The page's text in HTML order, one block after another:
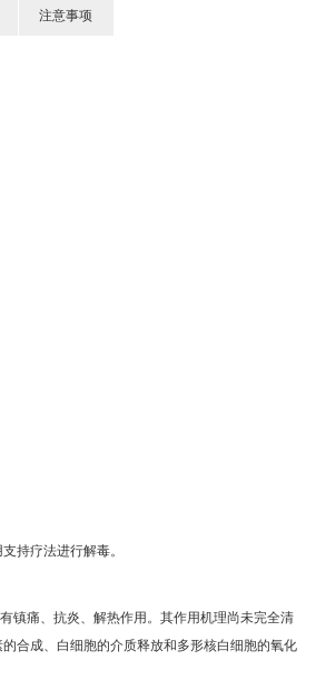
注意事项
持疗法进行解毒。
镇痛、抗炎、解热作用。其作用机理尚未完全清
合成、白细胞的介质释放和多形核白细胞的氧化